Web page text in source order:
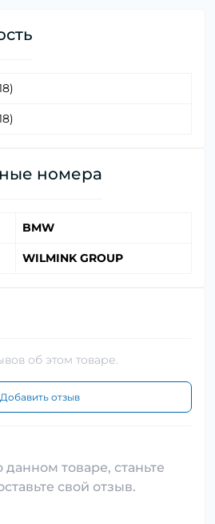
номера
BMW
WILMINK GROUP
об этом товаре.
отзыв
данном товаре, станьте
свой отзыв.